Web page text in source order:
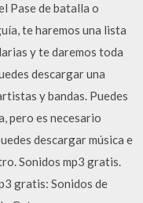
Pase de batalla o
te haremos una lista
y te daremos toda
descargar una
y bandas. Puedes
pero es necesario
descargar música e
Sonidos mp3 gratis.
gratis: Sonidos de